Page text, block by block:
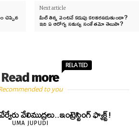
చెప్పిన
Next article
మీల్ తిన్న వెంటనే కడుపు కలవరపడుతుందా?
ఇది ఏ ఆరోగ్య సమస్య సంకేతమో తెలుసా?
Read more
RELATED
to you
వేలిముద్రలు..ఇంట్రెస్టింగ్ ఫ్యాక్ట్!
UMA JUPUDI